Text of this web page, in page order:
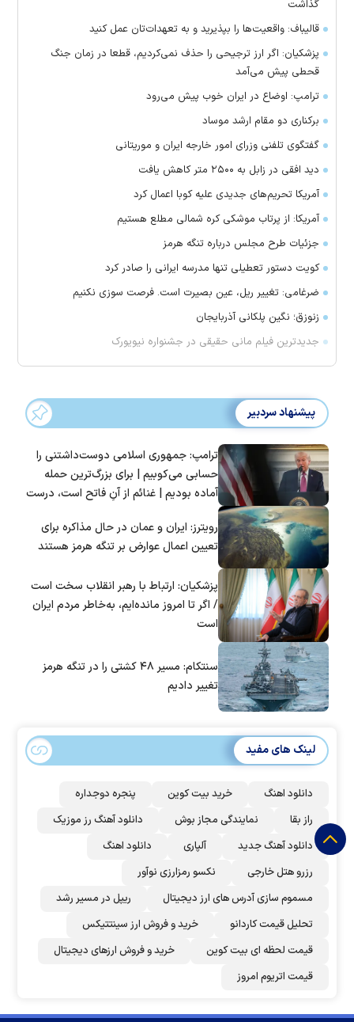
گذاشت
قالیباف: واقعیت‌ها را بپذیرید و به تعهدات‌تان عمل کنید
پزشکیان: اگر ارز ترجیحی را حذف نمی‌کردیم، قطعا در زمان جنگ
قحطی پیش می‌آمد
ترامپ: اوضاع در ایران خوب پیش می‌رود
برکناری دو مقام ارشد موساد
گفتگوی تلفنی وزرای امور خارجه ایران و موریتانی
دید افقی در زابل به ۲۵۰۰ متر کاهش یافت
آمریکا تحریم‌های جدیدی علیه کوبا اعمال کرد
آمریکا: از پرتاب موشکی کره شمالی مطلع هستیم
جزئیات طرح مجلس درباره تنگه هرمز
کویت دستور تعطیلی تنها مدرسه ایرانی را صادر کرد
ضرغامی: تغییر ریل، عین بصیرت است. فرصت سوزی نکنیم
زنوزق؛ نگین پلکانی آذربایجان
جدیدترین فیلم مانی حقیقی در جشنواره نیویورک
پیشنهاد سردبیر
ترامپ: جمهوری اسلامی دوست‌داشتنی را
حسابی می‌کوبیم | برای بزرگ‌ترین حمله
آماده بودیم | غنائم از آنِ فاتح است، درست
رویترز: ایران و عمان در حال مذاکره برای
تعیین اعمال عوارض بر تنگه هرمز هستند
پزشکیان: ارتباط با رهبر انقلاب سخت است
/ اگر تا امروز مانده‌ایم، به‌خاطر مردم ایران
است
سنتکام: مسیر ۴۸ کشتی را در تنگه هرمز
تغییر دادیم
لینک های مفید
دانلود اهنگ خرید بیت کوین
پنجره دوجداره
راز بقا
نمایندگی مجاز بوش
دانلود آهنگ رز‌ موزیک
دانلود آهنگ جدید
آلپاری
دانلود اهنگ
رزرو هتل خارجی
نکسو رمزارزی نوآور
مسموم سازی آدرس های ارز دیجیتال
ریپل در مسیر رشد
تحلیل قیمت کاردانو
خرید و فروش ارز سینتتیکس
قیمت لحظه ای بیت کوین
خرید و فروش ارزهای دیجیتال
قیمت اتریوم امروز